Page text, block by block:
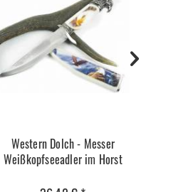
Western Dolch - Messer
Weißkopfseeadler im Horst